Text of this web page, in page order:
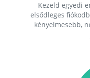
Kezeld egyedi
elsődleges
kényelmesebb,